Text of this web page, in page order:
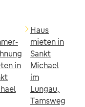
in
Haus
mieten in
Sankt
Michael
im
Lungau,
Tamsweg